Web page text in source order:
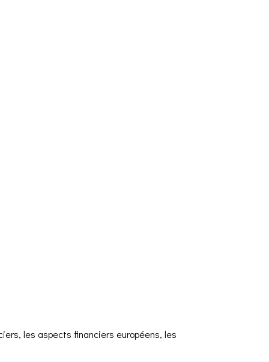
les aspects financiers européens, les